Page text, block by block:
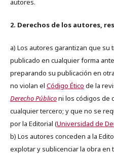
autores.
2. Derechos de los autores,
a) Los autores garantizan que
publicado en cualquier forma
preparando su publicación en
no violan el Código Ético de la
Derecho Públiconi los códigos de
cualquier tercero; y que no se
por la Editorial (Universidad de
b) Los autores conceden a la
explotar y sublicenciar la obra en